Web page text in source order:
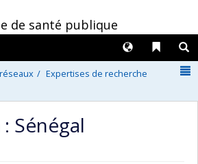
de santé publique
Liens
Langues
Expertises de recherche
Sénégal